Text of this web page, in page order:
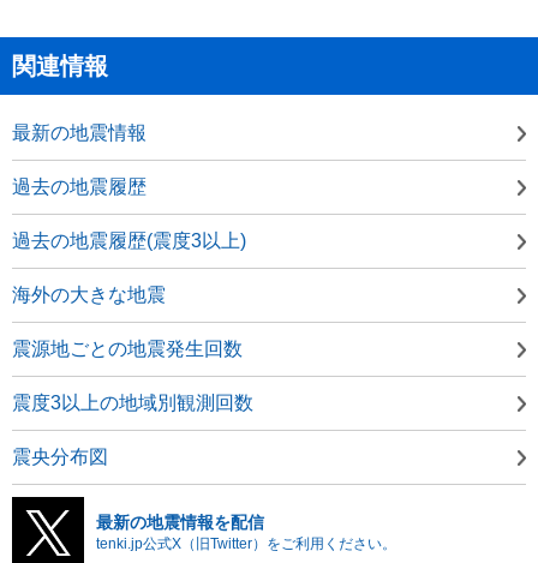
関連情報
最新の地震情報
過去の地震履歴
過去の地震履歴(震度3以上)
海外の大きな地震
震源地ごとの地震発生回数
震度3以上の地域別観測回数
震央分布図
最新の地震情報を配信
tenki.jp公式X（旧Twitter）をご利用ください。